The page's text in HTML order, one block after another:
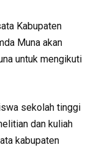
Kabupaten
Muna akan
untuk mengikuti
sekolah tinggi
dan kuliah
kabupaten